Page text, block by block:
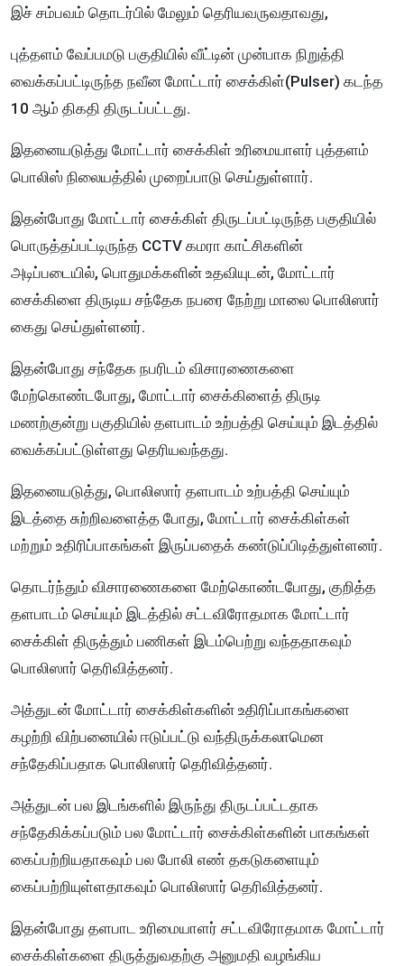
இச் சம்பவம் தொடர்பில் மேலும் தெரியவருவதாவது,
புத்தளம் வேப்பமடு பகுதியில் வீட்டின் முன்பாக நிறுத்தி
வைக்கப்பட்டிருந்த நவீன மோட்டார் சைக்கிள்(Pulser) கடந்த
10 ஆம் திகதி திருடப்பட்டது.
இதனையடுத்து மோட்டார் சைக்கிள் உரிமையாளர் புத்தளம்
பொலிஸ் நிலையத்தில் முறைப்பாடு செய்துள்ளார்.
இதன்போது மோட்டார் சைக்கிள் திருடப்பட்டிருந்த பகுதியில்
பொருத்தப்பட்டிருந்த CCTV கமரா காட்சிகளின்
அடிப்படையில், பொதுமக்களின் உதவியுடன், மோட்டார்
சைக்கிளை திருடிய சந்தேக நபரை நேற்று மாலை பொலிஸார்
கைது செய்துள்ளனர்.
இதன்போது சந்தேக நபரிடம் விசாரணைகளை
மேற்கொண்டபோது, மோட்டார் சைக்கிளைத் திருடி
மணற்குன்று பகுதியில் தளபாடம் உற்பத்தி செய்யும் இடத்தில்
வைக்கப்பட்டுள்ளது தெரியவந்தது.
இதனையடுத்து, பொலிஸார் தளபாடம் உற்பத்தி செய்யும்
இடத்தை சுற்றிவளைத்த போது, மோட்டார் சைக்கிள்கள்
மற்றும் உதிரிப்பாகங்கள் இருப்பதைக் கண்டுப்பிடித்துள்ளனர்.
தொடர்ந்தும் விசாரணைகளை மேற்கொண்டபோது, குறித்த
தளபாடம் செய்யும் இடத்தில் சட்டவிரோதமாக மோட்டார்
சைக்கிள் திருத்தும் பணிகள் இடம்பெற்று வந்ததாகவும்
பொலிஸார் தெரிவித்தனர்.
அத்துடன் மோட்டார் சைக்கிள்களின் உதிரிப்பாகங்களை
கழற்றி விற்பனையில் ஈடுப்பட்டு வந்திருக்கலாமென
சந்தேகிப்பதாக பொலிஸார் தெரிவித்தனர்.
அத்துடன் பல இடங்களில் இருந்து திருடப்பட்டதாக
சந்தேகிக்கப்படும் பல மோட்டார் சைக்கிள்களின் பாகங்கள்
கைப்பற்றியதாகவும் பல போலி எண் தகடுகளையும்
கைப்பற்றியுள்ளதாகவும் பொலிஸார் தெரிவித்தனர்.
இதன்போது தளபாட உரிமையாளர் சட்டவிரோதமாக மோட்டார்
சைக்கிள்களை திருத்துவதற்கு அனுமதி வழங்கிய